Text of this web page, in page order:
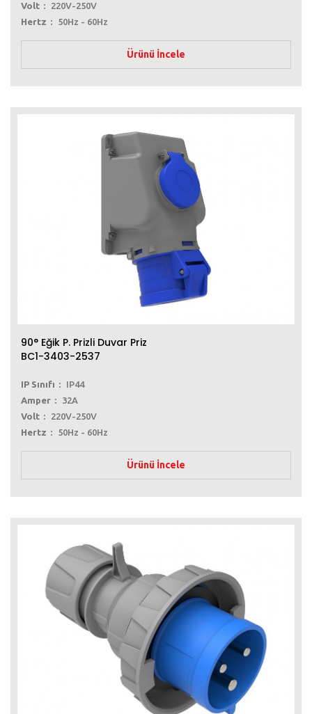
Volt
220V-250V
Hertz
50Hz - 60Hz
Ürünü İncele
90° Eğik P. Prizli Duvar Priz
BC1-3403-2537
IP Sınıfı
IP44
Amper
32A
Volt
220V-250V
Hertz
50Hz - 60Hz
Ürünü İncele